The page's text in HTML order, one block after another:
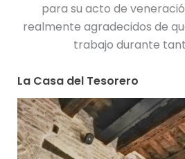
para su acto de
realmente agradecidos de
trabajo durante
La Casa del Tesorero